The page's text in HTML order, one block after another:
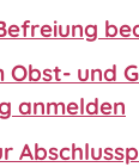
Obst- und
anmelden